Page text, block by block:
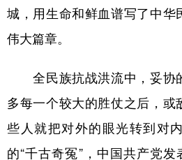
城，用生命和鲜血谱写了中华
伟大篇章。
全民族抗战洪流中，妥协
多每一个较大的胜仗之后，或
些人就把对外的眼光转到对
的“千古奇冤”，中国共产党发